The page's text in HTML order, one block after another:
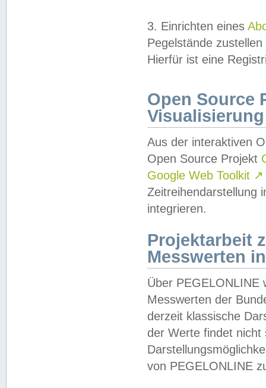
3. Einrichten eines
Pegelstände
Hierfür ist eine
Open Source
Visualisierung
Aus der interaktiven
Open Source Projekt
Google Web Toolkit ↗
Zeitreihendarstellung
integrieren.
Projektarbeit
Messwerten
Über PEGELONLINE
Messwerten der
derzeit klassische
der Werte findet
von PEGELONLINE